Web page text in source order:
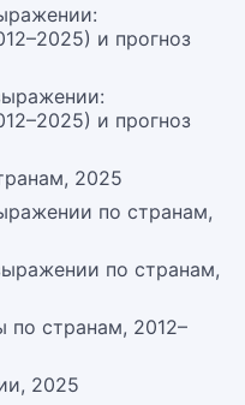
и прогноз
и прогноз
2025
по странам,
по странам,
странам, 2012–
2025